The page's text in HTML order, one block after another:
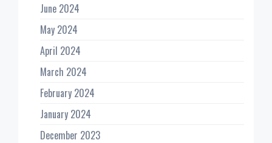
June 2024
May 2024
April 2024
March 2024
February 2024
January 2024
December 2023